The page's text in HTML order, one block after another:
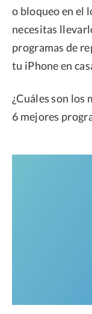
o bloqueo en el
necesitas
programas de
tu iPhone en
¿Cuáles son los
6 mejores